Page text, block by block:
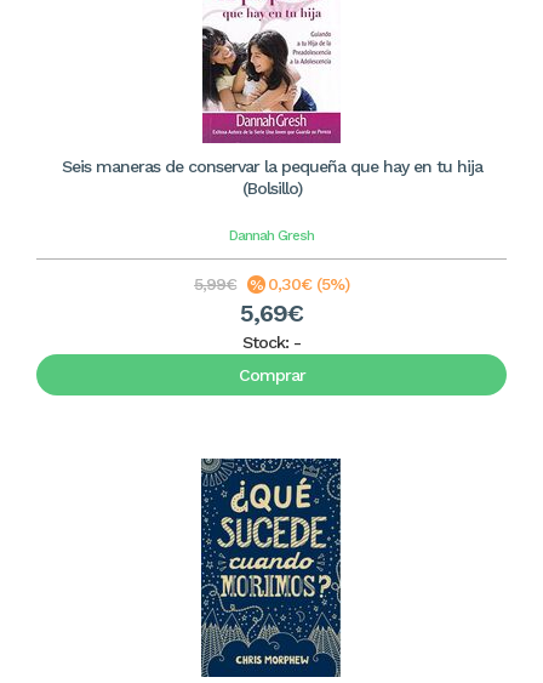
Seis maneras de conservar la pequeña que hay en tu hija
(Bolsillo)
Dannah Gresh
5,99€ 0,30€ (5%)
5,69€
Stock: -
Comprar